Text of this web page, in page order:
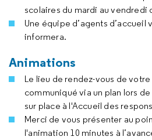
scolaires du mardi au vendredi
Une équipe d’agents d’accueil
informera.
Animations
Le lieu de rendez-vous de
communiqué via un plan lors
sur place à l'Accueil des
Merci de vous présenter au
l'animation 10 minutes à